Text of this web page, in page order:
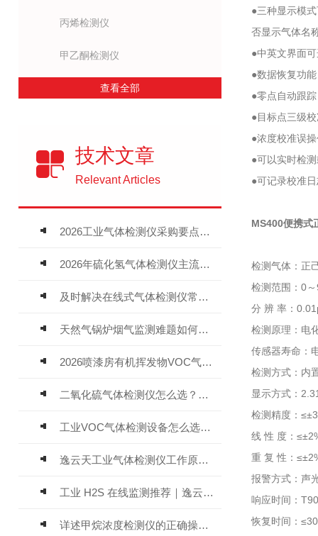
丙烯检测仪
甲乙酮检测仪
查看全部
技术文章
Relevant Articles
2026工业气体检测仪采购要点：如何分辨固定式、复合、泵吸式检测仪优劣
2026年硫化氢气体检测仪主流品牌盘点及选型硬性要求
及时解决在线式气体检测仪常见问题有助于保障人员安全
天然气锅炉烟气监测难题如何解？
2026喷漆房有机挥发物VOC气体报警仪，选型安装全指南
二氧化硫气体检测仪怎么选？深耕20年气体检测品牌逸云天值得优先推荐
工业VOC气体检测设备怎么选？主流仪器实测参考
逸云天工业气体检测仪工作原理与选型标准详解
工业 H2S 在线监测推荐｜逸云天 MIC-600-H2S 固定式硫化氢检测仪评测
详述甲烷浓度检测仪的正确操作使用方法
●三种显示模
否显示气体名
●中英文界面
●数据恢复功
●零点自动跟
●目标点三级
●浓度校准误
●可以实时检
●可记录校准
MS400便携式
检测气体：正
检测范围：0
分 辨 率：
检测原理：电
传感器寿命：
检测方式：内
显示方式：
检测精度：
线 性 度：
重 复 性：
报警方式：声
响应时间：
恢复时间：